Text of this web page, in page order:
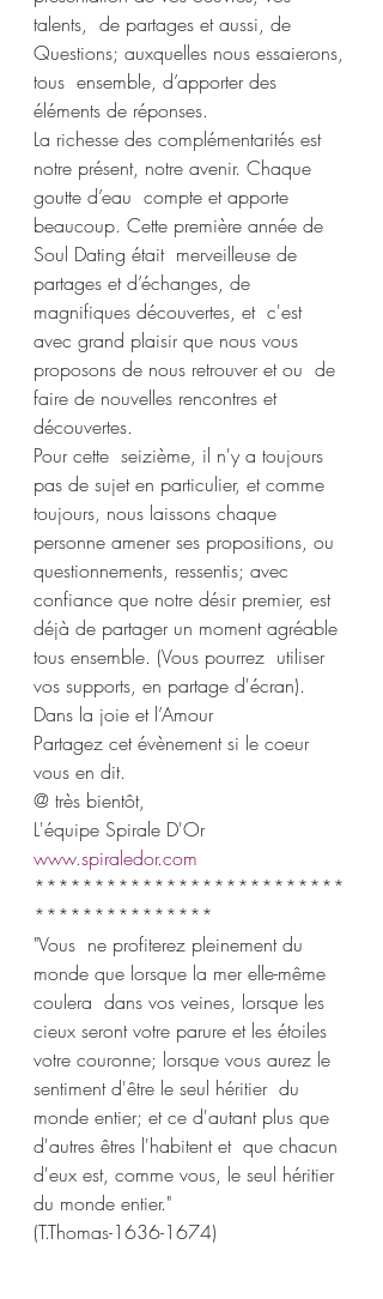
talents,  de partages et aussi, de
Questions; auxquelles nous essaierons,
tous  ensemble, d’apporter des
éléments de réponses.
La richesse des complémentarités est
notre présent, notre avenir. Chaque
goutte d’eau  compte et apporte
beaucoup. Cette première année de
Soul Dating était  merveilleuse de
partages et d’échanges, de
magnifiques découvertes, et  c'est
avec grand plaisir que nous vous
proposons de nous retrouver et ou  de
faire de nouvelles rencontres et
découvertes.
Pour cette  seizième, il n'y a toujours
pas de sujet en particulier, et comme
toujours, nous laissons chaque
personne amener ses propositions, ou
questionnements, ressentis; avec
confiance que notre désir premier, est
déjà de partager un moment agréable
tous ensemble. (Vous pourrez  utiliser
vos supports, en partage d'écran).
Dans la joie et l’Amour
Partagez cet évènement si le coeur
vous en dit.
@ très bientôt,
L'équipe Spirale D'Or
www.spiraledor.com
**************************
***************
"Vous  ne profiterez pleinement du
monde que lorsque la mer elle-même
coulera  dans vos veines, lorsque les
cieux seront votre parure et les étoiles
votre couronne; lorsque vous aurez le
sentiment d'être le seul héritier  du
monde entier; et ce d'autant plus que
d'autres êtres l'habitent et  que chacun
d'eux est, comme vous, le seul héritier
du monde entier."
(T.Thomas-1636-1674)